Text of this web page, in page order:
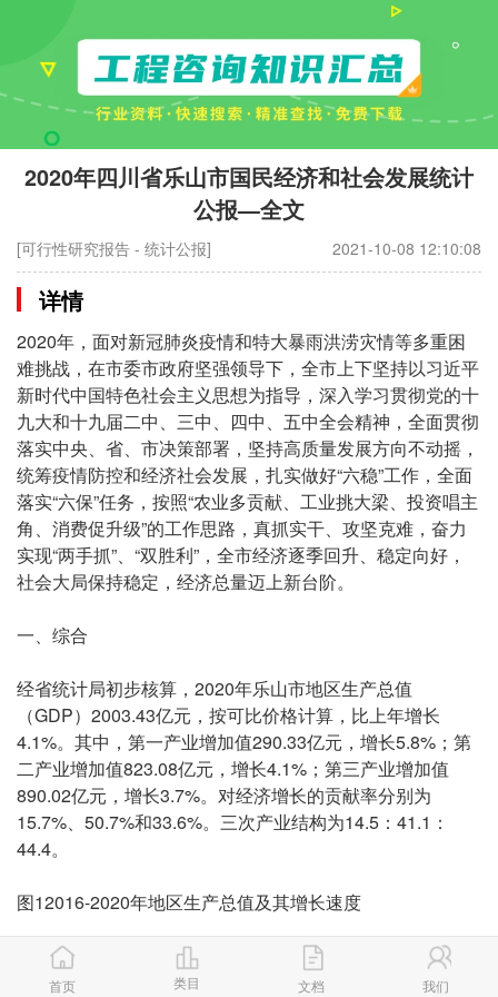
2020年四川省乐山市国民经济和社会发展统计
公报—全文
[可行性研究报告 - 统计公报] 2021-10-08 12:10:08
详情
2020年，面对新冠肺炎疫情和特大暴雨洪涝灾情等多重困
难挑战，在市委市政府坚强领导下，全市上下坚持以习近平
新时代中国特色社会主义思想为指导，深入学习贯彻党的十
九大和十九届二中、三中、四中、五中全会精神，全面贯彻
落实中央、省、市决策部署，坚持高质量发展方向不动摇，
统筹疫情防控和经济社会发展，扎实做好“六稳”工作，全面
落实“六保”任务，按照“农业多贡献、工业挑大梁、投资唱主
角、消费促升级”的工作思路，真抓实干、攻坚克难，奋力
实现“两手抓”、“双胜利”，全市经济逐季回升、稳定向好，
社会大局保持稳定，经济总量迈上新台阶。
一、综合
经省统计局初步核算，2020年乐山市地区生产总值
（GDP）2003.43亿元，按可比价格计算，比上年增长
4.1%。其中，第一产业增加值290.33亿元，增长5.8%；第
二产业增加值823.08亿元，增长4.1%；第三产业增加值
890.02亿元，增长3.7%。对经济增长的贡献率分别为
15.7%、50.7%和33.6%。三次产业结构为14.5：41.1：
44.4。
图12016-2020年地区生产总值及其增长速度
全年民营经济增加值1121.84亿元，比上年增长3.3%，民营
经济拉动GDP增长1.9个百分点，对GDP增长的贡献率为
首页 类目 文档 我们